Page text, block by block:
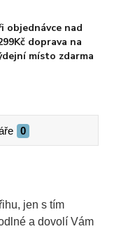
objednávce nad
doprava na
místo zdarma
0
jen s tím
a dovolí Vám